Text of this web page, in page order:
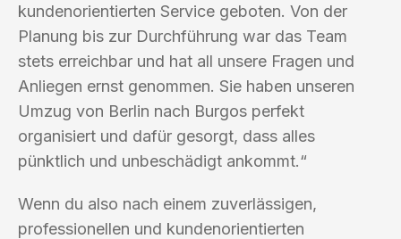
kundenorientierten Service geboten. Von der
Planung bis zur Durchführung war das Team
stets erreichbar und hat all unsere Fragen und
Anliegen ernst genommen. Sie haben unseren
Umzug von Berlin nach Burgos perfekt
organisiert und dafür gesorgt, dass alles
pünktlich und unbeschädigt ankommt.“
Wenn du also nach einem zuverlässigen,
professionellen und kundenorientierten